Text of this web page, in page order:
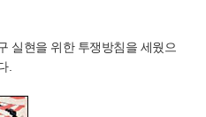
실현을 위한 투쟁방침을 세웠으
.